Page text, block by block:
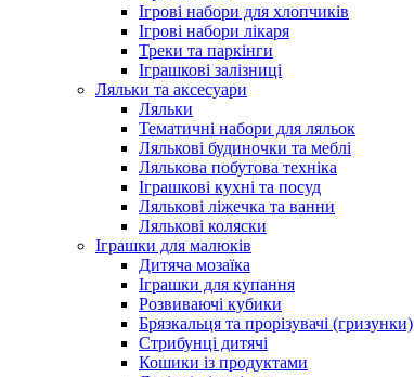
Ігрові набори для хлопчиків
Ігрові набори лікаря
Треки та паркінги
Іграшкові залізниці
Ляльки та аксесуари
Ляльки
Тематичні набори для ляльок
Лялькові будиночки та меблі
Лялькова побутова техніка
Іграшкові кухні та посуд
Лялькові ліжечка та ванни
Лялькові коляски
Іграшки для малюків
Дитяча мозаїка
Іграшки для купання
Розвиваючі кубики
Брязкальця та прорізувачі (гризунки)
Стрибунці дитячі
Кошики із продуктами